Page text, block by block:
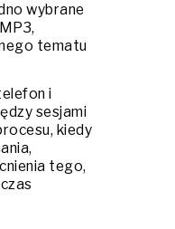
wybrane
tematu
i
sesjami
kiedy
tego,